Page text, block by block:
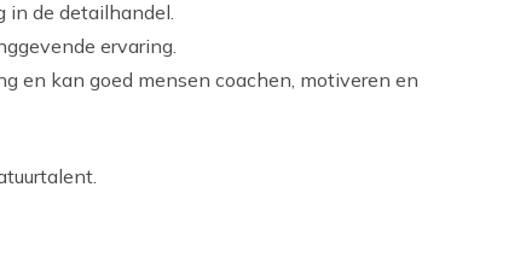
in de detailhandel.
ervaring.
en kan goed mensen coachen, motiveren en